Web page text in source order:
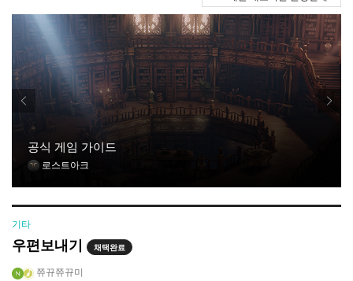
메
뉴
&
시
판
공식 게임 가이드
로스트아크
기타
우편보내기 채택완료
쮸뀨쮸뀨미